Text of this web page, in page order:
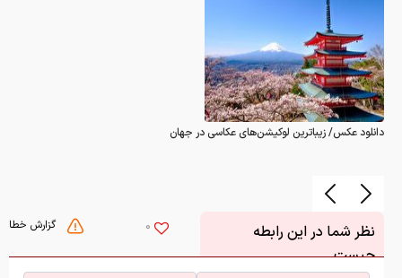
دانلود عکس/ زیباترین لوکیشن‌های عکاسی در جهان
گزارش خطا 0
نظر شما در این رابطه
چیست